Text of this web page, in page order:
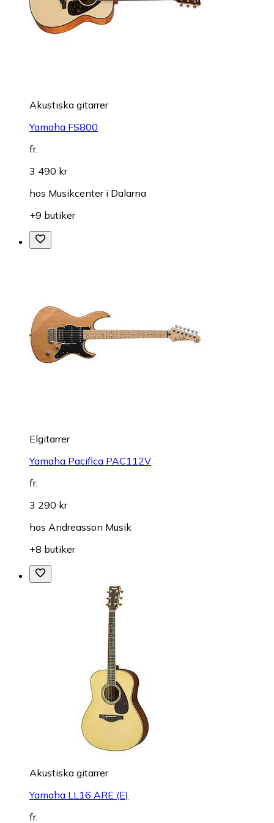
Akustiska gitarrer
Yamaha FS800
fr.
3 490 kr
hos Musikcenter i Dalarna
+9 butiker
Elgitarrer
Yamaha Pacifica PAC112V
fr.
3 290 kr
hos Andreasson Musik
+8 butiker
Akustiska gitarrer
Yamaha LL16 ARE (E)
fr.